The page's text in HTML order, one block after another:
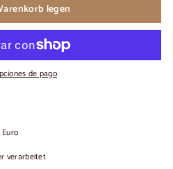
legen
de pago
verarbeitet